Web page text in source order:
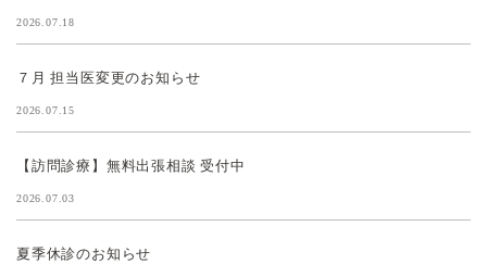
2026.07.18
７月 担当医変更のお知らせ
2026.07.15
【訪問診療】無料出張相談 受付中
2026.07.03
夏季休診のお知らせ